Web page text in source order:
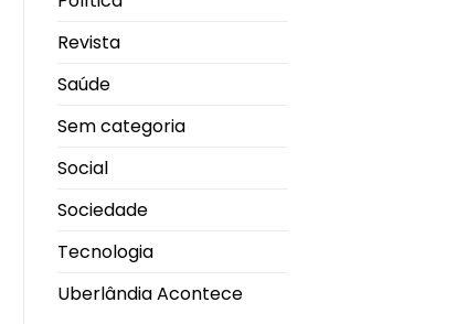
Revista
Saúde
Sem categoria
Social
Sociedade
Tecnologia
Uberlândia Acontece